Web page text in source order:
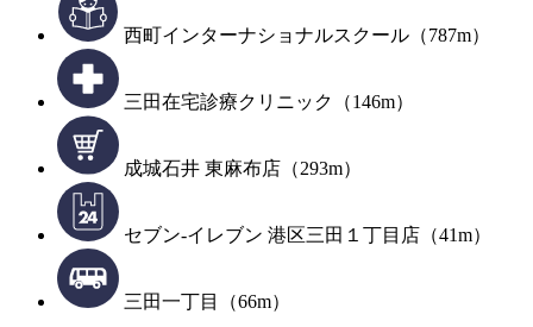
西町インターナショナルスクール（787m）
三田在宅診療クリニック（146m）
成城石井 東麻布店（293m）
セブン-イレブン 港区三田１丁目店（41m）
三田一丁目（66m）